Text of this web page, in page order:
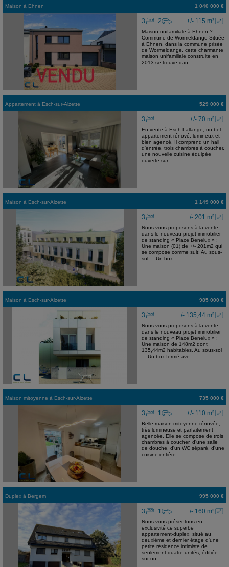
Maison à Ehnen 1 040 000 €
+/- 115 m²
3 2
Maison unifamiliale à Ehnen ?
Commune de Wormeldange Située
à Ehnen, dans la commune prisée
de Wormeldange, cette charmante
maison unifamiliale construite en
2013 se trouve dan...
Appartement à Esch-sur-Alzette 529 000 €
+/- 70 m²
3
En vente à Esch-Lallange, un bel
appartement rénové, lumineux et
bien agencé. Il comprend un hall
d'entrée, trois chambres à coucher,
une nouvelle cuisine équipée
ouverte sur ...
Maison à Esch-sur-Alzette 1 149 000 €
+/- 201 m²
3
Nous vous proposons à la vente
dans le nouveau projet immobilier
de standing « Place Benelux » :
Une maison (01) de +/- 201m2 qui
se compose comme suit: Au sous-
sol : - Un box...
Maison à Esch-sur-Alzette 985 000 €
+/- 135,44 m²
3
Nous vous proposons à la vente
dans le nouveau projet immobilier
de standing « Place Benelux » :
Une maison de 148m2 dont
135,44m2 habitables. Au sous-sol
: - Un box fermé ave...
Maison mitoyenne à Esch-sur-Alzette 735 000 €
+/- 110 m²
3 1
Belle maison mitoyenne rénovée,
très lumineuse et parfaitement
agencée. Elle se compose de trois
chambres à coucher, d'une salle
de douche, d'un WC séparé, d'une
cuisine entière...
Duplex à Bergem 995 000 €
+/- 160 m²
3 1
Nous vous présentons en
exclusivité ce superbe
appartement-duplex, situé au
deuxième et dernier étage d'une
petite résidence intimiste de
seulement quatre unités, édifiée
sur un...